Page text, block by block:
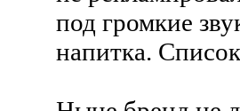
под громкие
напитка.